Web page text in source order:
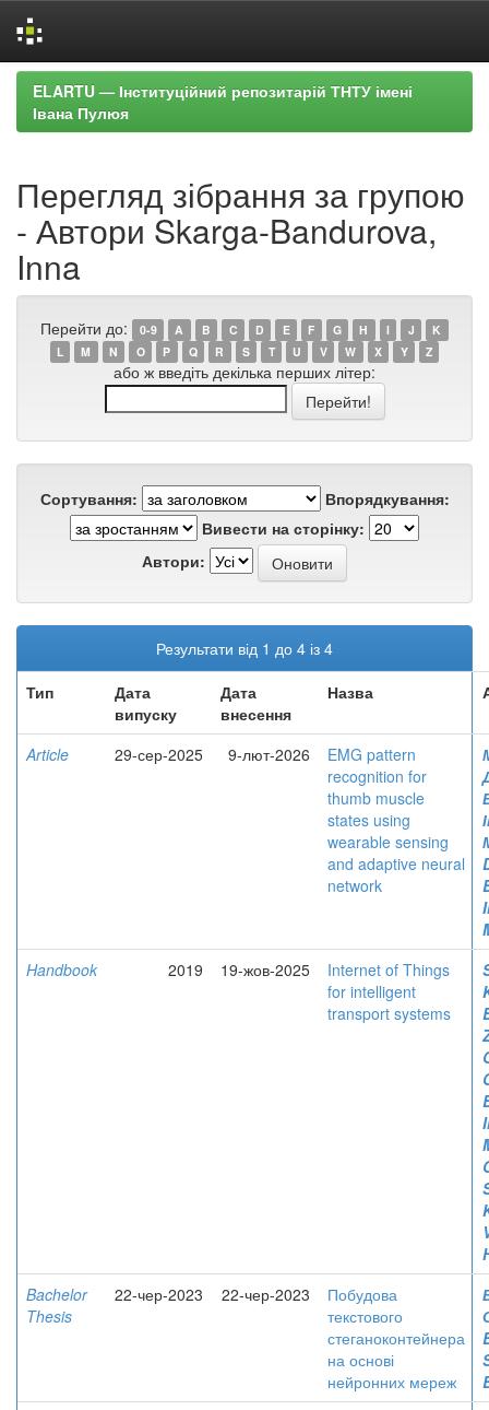
Skip
navigation
ELARTU — Інституційний репозитарій ТНТУ імені
Івана Пулюя
Перегляд зібрання за групою
- Автори Skarga-Bandurova,
Inna
Перейти до: 0-9 A B C D E F G H I J
K
L
M N O P Q R S T U V W X Y Z
або ж введіть декілька перших літер:
Сортування:
Впорядкування:
Вивести на сторінку:
Автори:
Результати від 1 до 4 із 4
Тип
Дата
випуску
Дата
внесення
Назва
Article 29-сер-2025 9-лют-2026
EMG pattern
recognition for
thumb muscle
states using
wearable sensing
and adaptive neural
network
Handbook
2019 19-жов-2025
Internet of Things
for intelligent
transport systems
Bachelor
Thesis
22-чер-2023 22-чер-2023
Побудова
текстового
стеганоконтейнера
на основі
нейронних мереж